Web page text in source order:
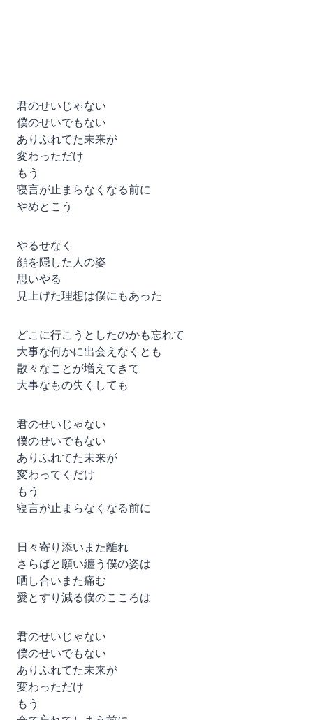
君のせいじゃない
僕のせいでもない
ありふれてた未来が
変わっただけ
もう
寝言が止まらなくなる前に
やめとこう
やるせなく
顔を隠した人の姿
思いやる
見上げた理想は僕にもあった
どこに行こうとしたのかも忘れて
大事な何かに出会えなくとも
散々なことが増えてきて
大事なもの失くしても
君のせいじゃない
僕のせいでもない
ありふれてた未来が
変わってくだけ
もう
寝言が止まらなくなる前に
日々寄り添いまた離れ
さらばと願い纏う僕の姿は
晒し合いまた痛む
愛とすり減る僕のこころは
君のせいじゃない
僕のせいでもない
ありふれてた未来が
変わっただけ
もう